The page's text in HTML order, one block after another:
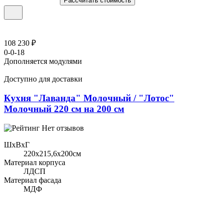
108 230 ₽
0-0-18
Дополняется модулями
Доступно для доставки
Кухня "Лаванда" Молочный / "Лотос"
Молочный 220 см на 200 см
Нет отзывов
ШхВхГ
220x215,6х200см
Материал корпуса
ЛДСП
Материал фасада
МДФ